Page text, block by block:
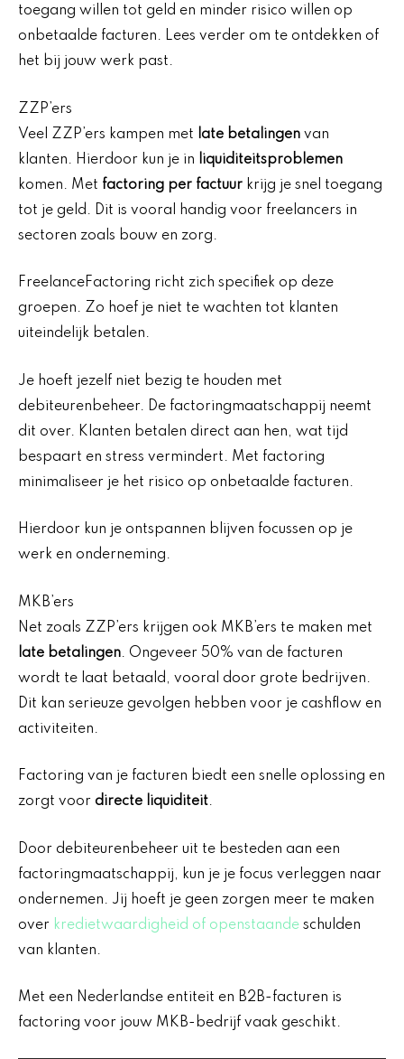
toegang willen tot geld en minder risico willen op
onbetaalde facturen. Lees verder om te ontdekken of
het bij jouw werk past.
ZZP’ers
Veel ZZP’ers kampen met
late betalingen van
klanten. Hierdoor kun je in
liquiditeitsproblemen
komen. Met factoring per factuur krijg je snel toegang
tot je geld. Dit is vooral handig voor freelancers in
sectoren zoals bouw en zorg.
FreelanceFactoring richt zich specifiek op deze
groepen. Zo hoef je niet te wachten tot klanten
uiteindelijk betalen.
Je hoeft jezelf niet bezig te houden met
debiteurenbeheer. De factoringmaatschappij neemt
dit over. Klanten betalen direct aan hen, wat tijd
bespaart en stress vermindert. Met factoring
minimaliseer je het risico op onbetaalde facturen.
Hierdoor kun je ontspannen blijven focussen op je
werk en onderneming.
MKB’ers
Net zoals ZZP’ers krijgen ook MKB’ers te maken met
late betalingen. Ongeveer 50% van de facturen
wordt te laat betaald, vooral door grote bedrijven.
Dit kan serieuze gevolgen hebben voor je cashflow en
activiteiten.
Factoring van je facturen biedt een snelle oplossing en
zorgt voor directe liquiditeit.
Door debiteurenbeheer uit te besteden aan een
factoringmaatschappij, kun je je focus verleggen naar
ondernemen. Jij hoeft je geen zorgen meer te maken
over kredietwaardigheid of openstaande schulden
van klanten.
Met een Nederlandse entiteit en B2B-facturen is
factoring voor jouw MKB-bedrijf vaak geschikt.